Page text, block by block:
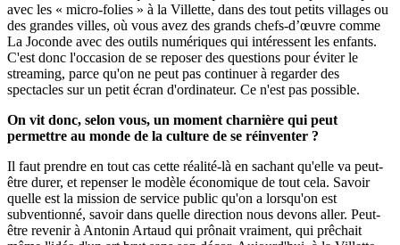
avec les « micro-folies » à la Villette, dans des tout petits villages ou
des grandes villes, où vous avez des grands chefs-d’œuvre comme
La Joconde avec des outils numériques qui intéressent les enfants.
C'est donc l'occasion de se reposer des questions pour éviter le
streaming, parce qu'on ne peut pas continuer à regarder des
spectacles sur un petit écran d'ordinateur. Ce n'est pas possible.
On vit donc, selon vous, un moment charnière qui peut
permettre au monde de la culture de se réinventer ?
Il faut prendre en tout cas cette réalité-là en sachant qu'elle va peut-
être durer, et repenser le modèle économique de tout cela. Savoir
quelle est la mission de service public qu'on a lorsqu'on est
subventionné, savoir dans quelle direction nous devons aller. Peut-
être revenir à Antonin Artaud qui prônait vraiment, qui prêchait